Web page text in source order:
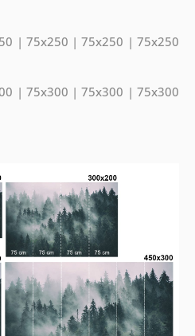
| 75x250 | 75x250 | 75x250
| 75x300 | 75x300 | 75x300